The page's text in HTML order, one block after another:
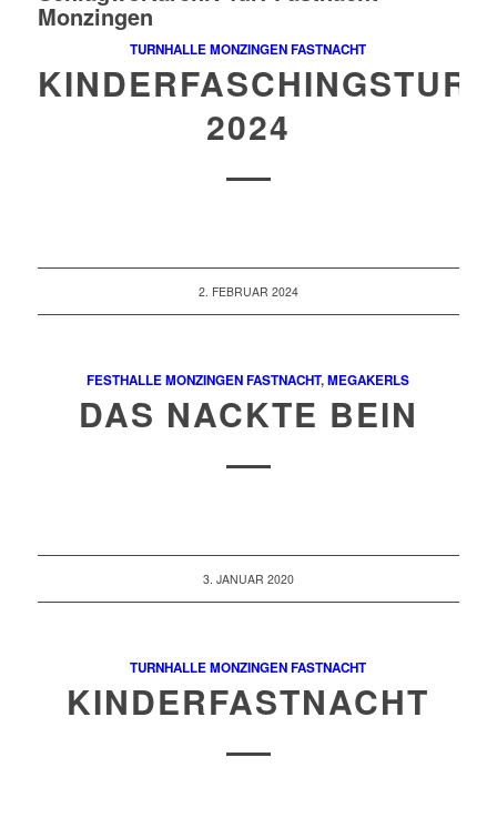
Monzingen
TURNHALLE MONZINGEN FASTNACHT
2024
2. FEBRUAR 2024
FESTHALLE MONZINGEN FASTNACHT,MEGAKERLS
DAS NACKTE BEIN
3. JANUAR 2020
TURNHALLE MONZINGEN FASTNACHT
KINDERFASTNACHT